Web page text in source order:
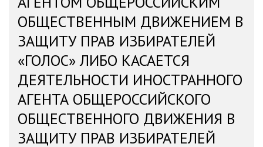
ОБЩЕСТВЕННЫМ ДВИЖЕНИЕМ В
ЗАЩИТУ ПРАВ ИЗБИРАТЕЛЕЙ
«ГОЛОС» ЛИБО КАСАЕТСЯ
ДЕЯТЕЛЬНОСТИ ИНОСТРАННОГО
АГЕНТА ОБЩЕРОССИЙСКОГО
ОБЩЕСТВЕННОГО ДВИЖЕНИЯ В
ЗАЩИТУ ПРАВ ИЗБИРАТЕЛЕЙ